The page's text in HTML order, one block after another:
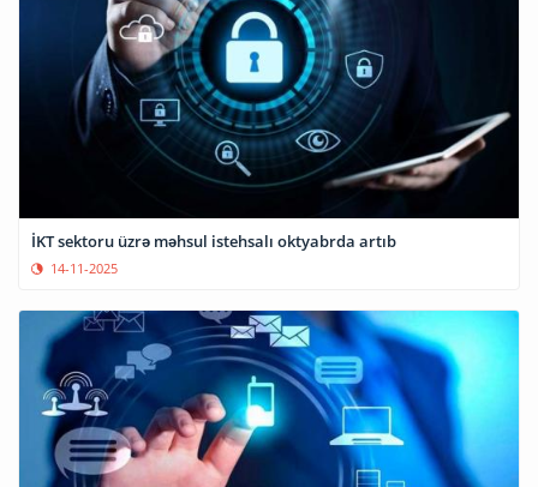
İKT sektoru üzrə məhsul istehsalı oktyabrda artıb
14-11-2025